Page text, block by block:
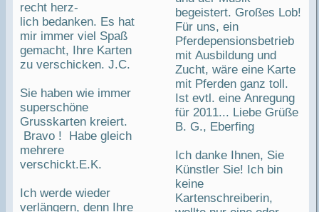
recht herz-
lich bedanken. Es hat
mir immer viel Spaß
gemacht, Ihre Karten
zu verschicken. J.C.
Sie haben wie immer
superschöne
Grusskarten kreiert.
Bravo ! Habe gleich
mehrere
verschickt.E.K.
Ich werde wieder
verlängern, denn Ihre
begeistert. Großes Lob!
Für uns, ein
Pferdepensionsbetrieb
mit Ausbildung und
Zucht, wäre eine Karte
mit Pferden ganz toll.
Ist evtl. eine Anregung
für 2011... Liebe Grüße
B. G., Eberfing
Ich danke Ihnen, Sie
Künstler Sie! Ich bin
keine
Kartenschreiberin,